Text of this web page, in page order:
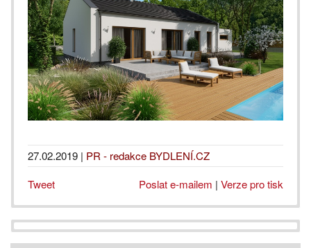
27.02.2019 | PR - redakce BYDLENÍ.CZ
Tweet
Poslat e-mailem | Verze pro tisk